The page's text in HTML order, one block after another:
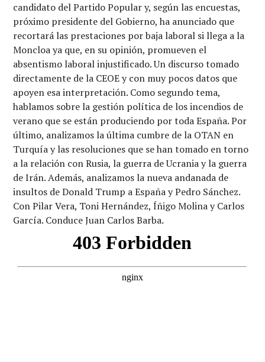
candidato del Partido Popular y, según las encuestas,
próximo presidente del Gobierno, ha anunciado que
recortará las prestaciones por baja laboral si llega a la
Moncloa ya que, en su opinión, promueven el
absentismo laboral injustificado. Un discurso tomado
directamente de la CEOE y con muy pocos datos que
apoyen esa interpretación. Como segundo tema,
hablamos sobre la gestión política de los incendios de
verano que se están produciendo por toda España. Por
último, analizamos la última cumbre de la OTAN en
Turquía y las resoluciones que se han tomado en torno
a la relación con Rusia, la guerra de Ucrania y la guerra
de Irán. Además, analizamos la nueva andanada de
insultos de Donald Trump a España y Pedro Sánchez.
Con Pilar Vera, Toni Hernández, Íñigo Molina y Carlos
García. Conduce Juan Carlos Barba.